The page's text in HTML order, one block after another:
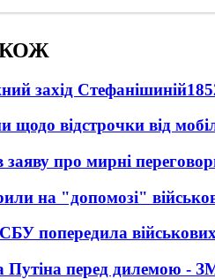
захід Стефанішиній
щодо відстрочки від
заяву про мирні
на "допомозі"
попередила
Путіна перед дилемою -